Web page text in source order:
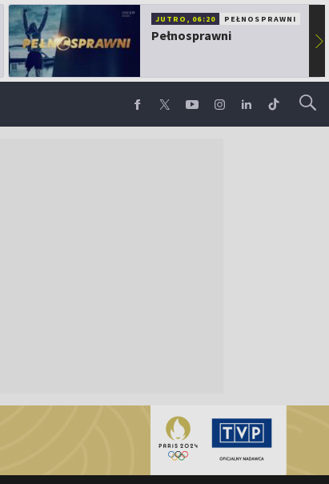
JUTRO, 06:20 PEŁNOSPRAWNI
Pełnosprawni ▶